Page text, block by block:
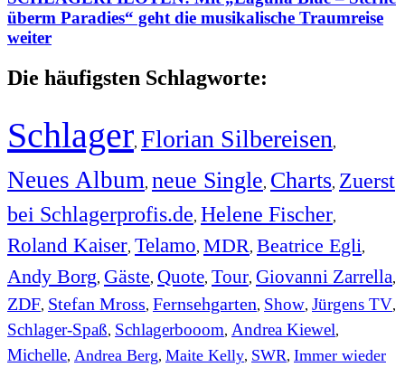
überm Paradies“ geht die musikalische Traumreise
weiter
Die häufigsten Schlagworte:
Schlager, Florian Silbereisen,
Neues Album, neue Single, Charts, Zuerst
bei Schlagerprofis.de, Helene Fischer,
Roland Kaiser, Telamo, MDR, Beatrice Egli,
Andy Borg, Gäste, Quote, Tour, Giovanni Zarrella,
ZDF, Stefan Mross, Fernsehgarten, Show, Jürgens TV,
Schlager-Spaß, Schlagerbooom, Andrea Kiewel,
Michelle, Andrea Berg, Maite Kelly, SWR, Immer wieder